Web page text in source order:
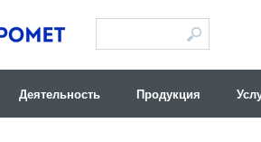
Деятельность Продукция